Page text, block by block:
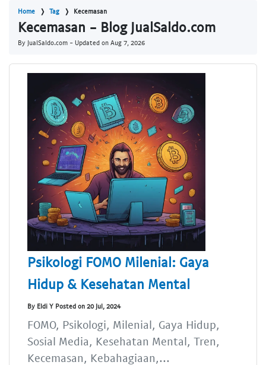
Home Tag Kecemasan
Kecemasan - Blog JualSaldo.com
By JualSaldo.com - Updated on Aug 7, 2026
Psikologi FOMO Milenial: Gaya
Hidup & Kesehatan Mental
By Eldi Y Posted on 20 Jul, 2024
FOMO, Psikologi, Milenial, Gaya Hidup,
Sosial Media, Kesehatan Mental, Tren,
Kecemasan, Kebahagiaan,...